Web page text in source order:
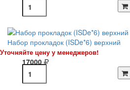
Набор прокладок (ISDe*6) верхний
Уточняйте цену у менеджеров!
17000